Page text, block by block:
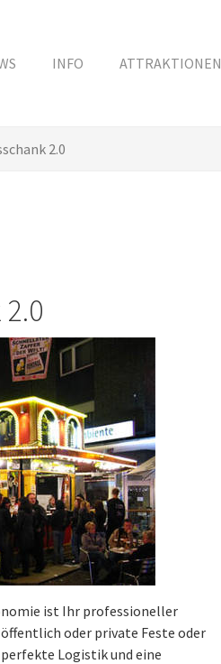
INFO ATTRAKTIONEN
2.0
ist Ihr professioneller
oder private Feste oder
Logistik und eine